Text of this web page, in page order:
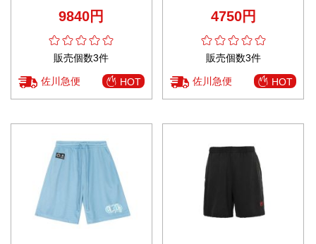
9840円
販売個数3件
佐川急便 HOT
4750円
販売個数3件
佐川急便 HOT